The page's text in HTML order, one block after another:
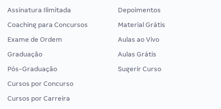
Assinatura Ilimitada
Coaching para Concursos
Exame de Ordem
Graduação
Pós-Graduação
Cursos por Concurso
Cursos por Carreira
Depoimentos
Material Grátis
Aulas ao Vivo
Aulas Grátis
Sugerir Curso